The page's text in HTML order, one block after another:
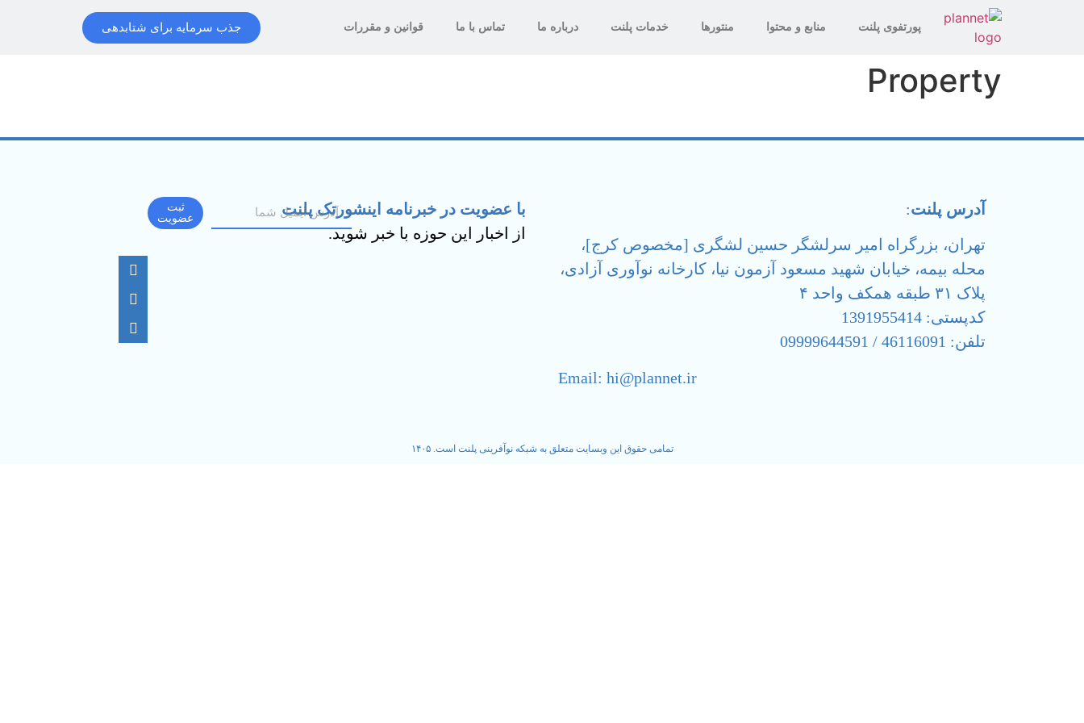
پورتفوی پلنت منابع و محتوا منتورها خدمات پلنت درباره ما تماس با ما قوانین و مقررات جذب سرمایه برای شتابدهی
Property
آدرس پلنت:
تهران، بزرگراه امیر سرلشگر حسین لشگری [مخصوص کرج]،
محله بیمه، خیابان شهید مسعود آزمون نیا، کارخانه نوآوری آزادی،
پلاک ۳۱ طبقه همکف واحد ۴
کدپستی: 1391955414
تلفن: 46116091 / 09999644591
Email: hi@plannet.ir
با عضویت در خبرنامه اینشورتک پلنت
از اخبار این حوزه با خبر شوید.
ثبت
عضویت
تمامی حقوق این وبسایت متعلق به شبکه نوآفرینی پلنت است. ۱۴۰۵